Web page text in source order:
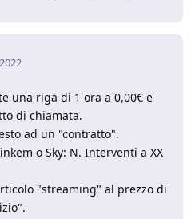
una riga di 1 ora a 0,00€ e
di chiamata.
ad un "contratto".
o Sky: N. Interventi a XX
"streaming" al prezzo di